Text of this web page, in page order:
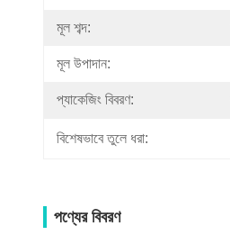
মূল শব্দ:
মূল উপাদান:
প্যাকেজিং বিবরণ:
বিশেষভাবে তুলে ধরা:
পণ্যের বিবরণ